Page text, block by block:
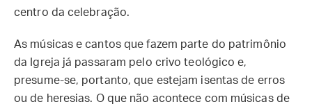
centro da celebração.
As músicas e cantos que fazem parte do patrimônio
da Igreja já passaram pelo crivo teológico e,
presume-se, portanto, que estejam isentas de erros
ou de heresias. O que não acontece com músicas de